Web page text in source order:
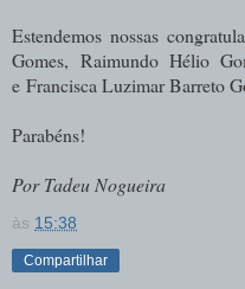
Estendemos nossas
Gomes,Raimundo Hélio
e Francisca Luzimar Barreto
Parabéns!
Por Tadeu Nogueira
às 15:38
Compartilhar